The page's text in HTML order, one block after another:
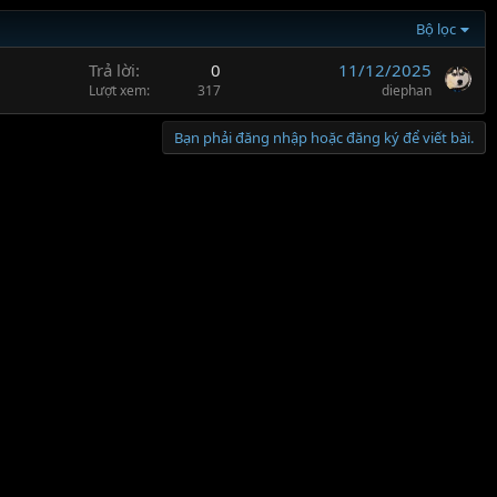
Bộ lọc
Trả lời 0
Lượt xem 317
11/12/2025
diephan
Bạn phải đăng nhập hoặc đăng ký để viết bài.